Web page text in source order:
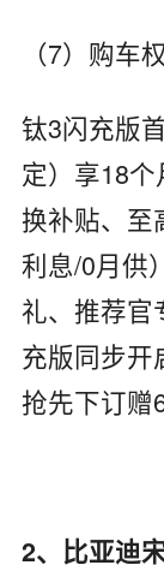
（7）购车
钛3闪充版
定）享18
换补贴、至
利息/0月供
礼、推荐官
充版同步开
抢先下订赠
2、比亚迪